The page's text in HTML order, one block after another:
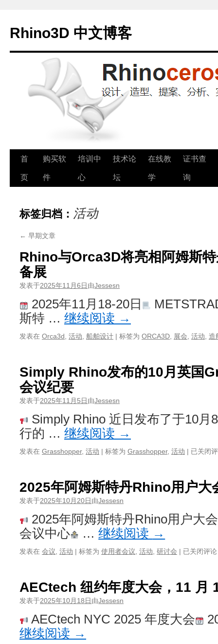
Rhino3D 中文博客
跳
至
文
首
页
购买软
件
培训中
心
技术论
坛
在线教
学
证书查
询
标签归档： 活动
← 早期文章
Rhino与Orca3D将亮相阿姆斯
备展
发表于2025年11月6日由Jessesn
2025年11月18-20日
斯特 … 继续阅读 →
发表在 Orca3d 活动 船舶设计 | 标签为 ORCA3D 展会 活动 造
Simply Rhino发布的10月英国
会议纪要
发表于2025年11月5日由Jessesn
Simply Rhino 近日发布了于10月
行的 … 继续阅读 →
发表在 Grasshopper, 活动 | 标签为 Grasshopper, 活动 | Simply
布
的
英
用
已关闭
2025年阿姆斯特丹Rhino用户大
发表于2025年10月20日由Jessesn
2025年阿姆斯特丹Rhino用户大会
会议中心
…继续阅读 →
发表在 会议 活动 | 标签为 使用者会议 活动 研讨会 | 2025
斯
Rhino
已关闭评论
AECtech 纽约年度大会，11 月
发表于2025年10月18日由Jessesn
AECtech NYC 2025 年度大会
继续阅读 →